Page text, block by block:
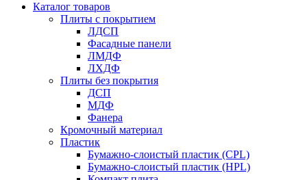
Каталог товаров
Плиты с покрытием
ЛДСП
Фасадные панели
ЛМДФ
ЛХДФ
Плиты без покрытия
ДСП
МДФ
Фанера
Кромочный материал
Пластик
Бумажно-слоистый пластик (CPL)
Бумажно-слоистый пластик (HPL)